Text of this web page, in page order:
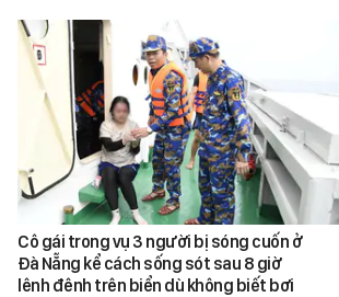
Cô gái trong vụ 3 người bị sóng cuốn ở
Đà Nẵng kể cách sống sót sau 8 giờ
lênh đênh trên biển dù không biết bơi